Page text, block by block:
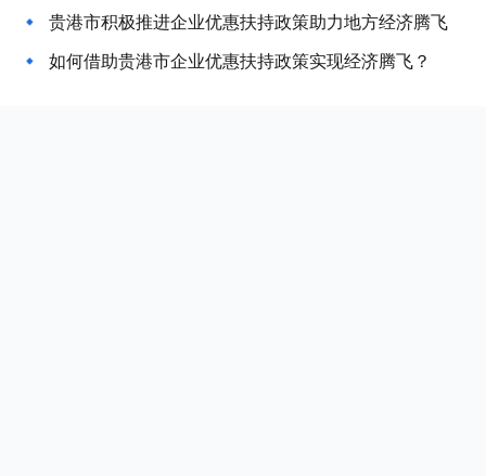
贵港市积极推进企业优惠扶持政策助力地方经济腾飞
如何借助贵港市企业优惠扶持政策实现经济腾飞？